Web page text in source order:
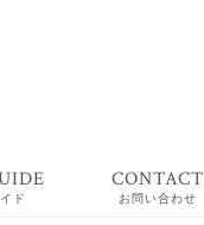
ド
CONTACT
お問い合わせ